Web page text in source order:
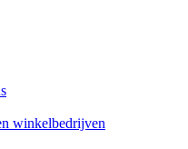
winkelbedrijven